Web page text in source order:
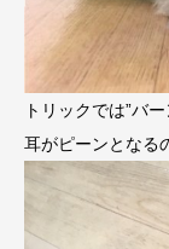
トリックでは”バー
耳がピーンとなる